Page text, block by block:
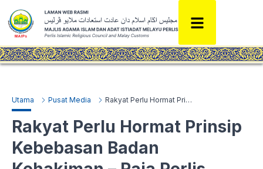
Utama Pusat Media Rakyat Perlu Hormat Prinsip Kebebasan Badan Kehakiman – Raja Perlis
Rakyat Perlu Hormat Prinsip
Kebebasan Badan